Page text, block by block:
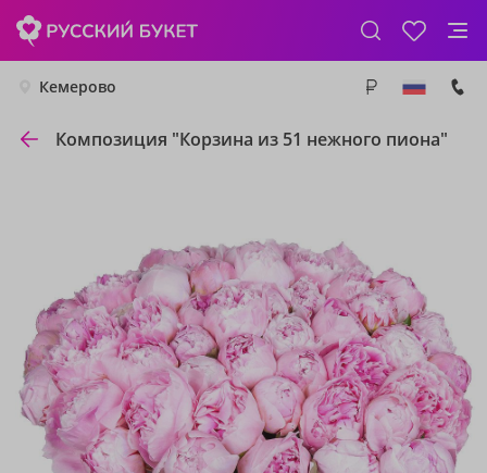
Кемерово
Композиция "Корзина из 51 нежного пиона"